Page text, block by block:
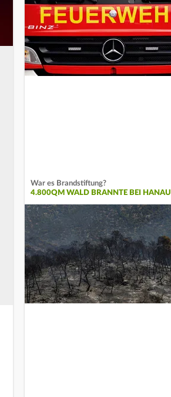
War es Brandstiftung?
4.800QM WALD BRANNTE BEI HANAU